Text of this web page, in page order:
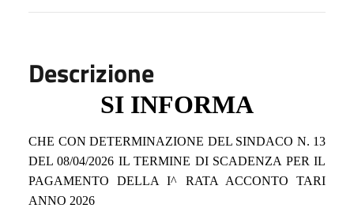
Descrizione
SI INFORMA
CHE CON DETERMINAZIONE DEL SINDACO N. 13
DEL 08/04/2026 IL TERMINE DI SCADENZA PER IL
PAGAMENTO DELLA I^ RATA ACCONTO TARI
ANNO 2026